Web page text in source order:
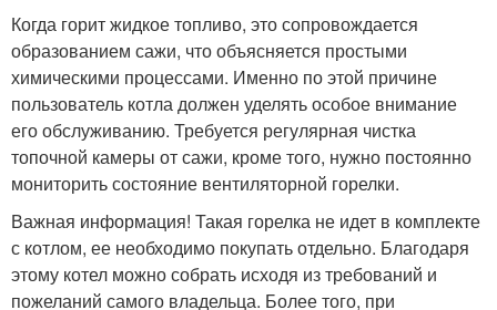
Когда горит жидкое топливо, это сопровождается
образованием сажи, что объясняется простыми
химическими процессами. Именно по этой причине
пользователь котла должен уделять особое внимание
его обслуживанию. Требуется регулярная чистка
топочной камеры от сажи, кроме того, нужно постоянно
мониторить состояние вентиляторной горелки.
Важная информация! Такая горелка не идет в комплекте
с котлом, ее необходимо покупать отдельно. Благодаря
этому котел можно собрать исходя из требований и
пожеланий самого владельца. Более того, при